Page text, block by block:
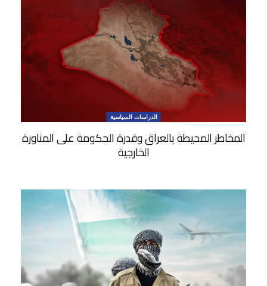
الدراسات السياسية
المخاطر المحيطة بالعراق وقدرة الحكومة على المناورة
الخارجية